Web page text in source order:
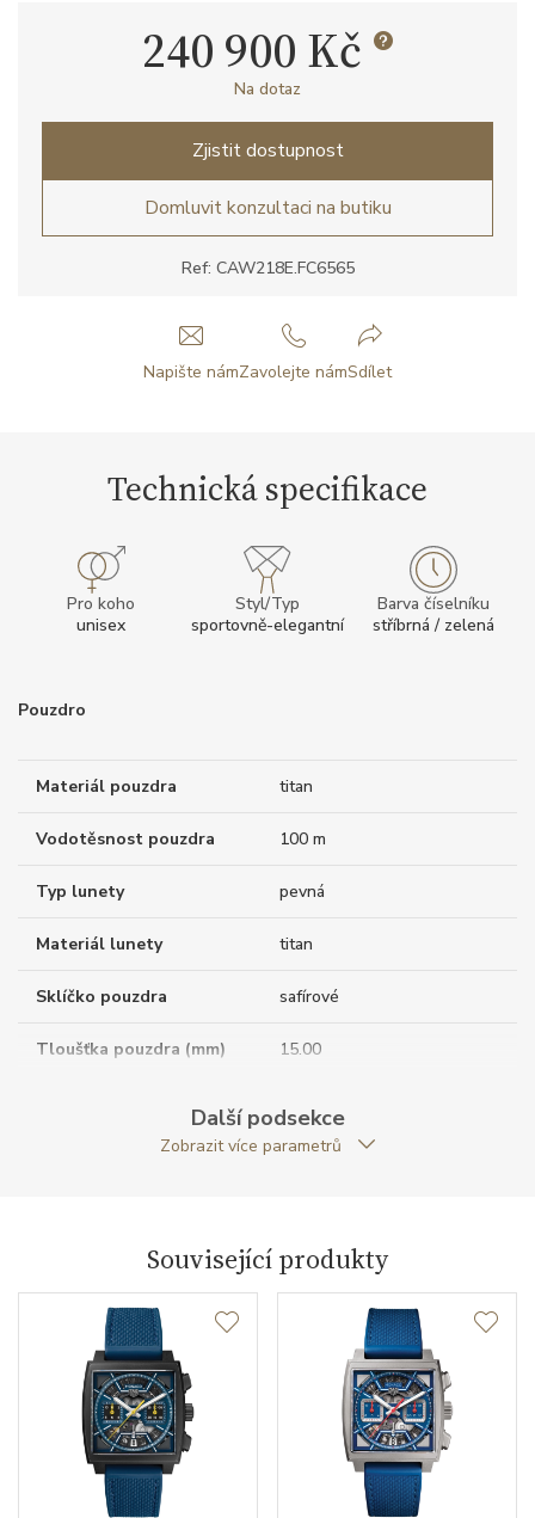
Ref: CAW218E.FC6565
240 900 Kč
Na dotaz
Zjistit dostupnost
Domluvit konzultaci na butiku
Napište námZavolejte námSdílet
Technická specifikace
Pro koho
unisex
Styl/Typ
sportovně-elegantní
Barva číselníku
stříbrná / zelená
Pouzdro
Materiál pouzdra titan
Vodotěsnost pouzdra 100 m
Typ lunety pevná
Materiál lunety titan
Sklíčko pouzdra safírové
Tloušťka pouzdra (mm) 15.00
čtvercový
Typ strojku
TAG Heuer calibre 11
Automatic
Rezerva chodu strojku
Kalibr strojku automatický nátah
Další podsekce
Zobrazit více parametrů
Související produkty